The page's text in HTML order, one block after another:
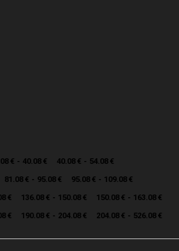
€ - 40.08 €
40.08 € - 54.08 €
81.08 € - 95.08 €
95.08 € - 109.08 €
€ 136.08 € - 150.08 €
150.08 € - 163.08 €
€ 190.08 € - 204.08 € 204.08 € - 526.08 €